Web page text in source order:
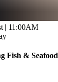
| 11:00AM